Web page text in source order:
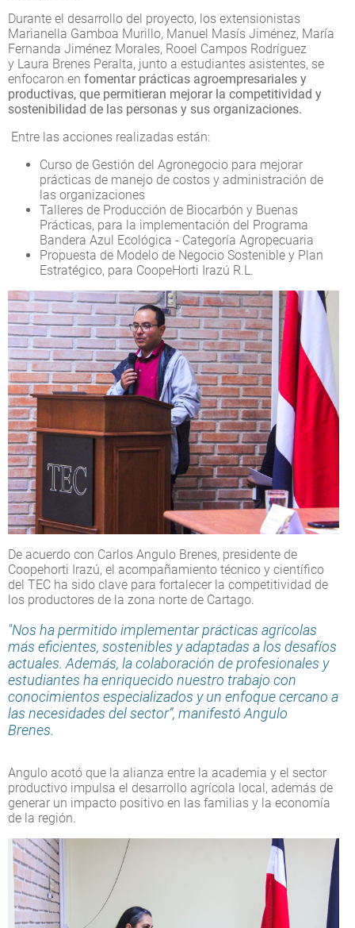
Durante el desarrollo del proyecto, los extensionistas
Marianella Gamboa Murillo, Manuel Masís Jiménez, María
Fernanda Jiménez Morales, Rooel Campos Rodríguez
y Laura Brenes Peralta, junto a estudiantes asistentes, se
enfocaron en fomentar prácticas agroempresariales y
productivas, que permitieran mejorar la competitividad y
sostenibilidad de las personas y sus organizaciones.
Entre las acciones realizadas están:
Curso de Gestión del Agronegocio para mejorar
prácticas de manejo de costos y administración de
las organizaciones
Talleres de Producción de Biocarbón y Buenas
Prácticas, para la implementación del Programa
Bandera Azul Ecológica - Categoría Agropecuaria
Propuesta de Modelo de Negocio Sostenible y Plan
Estratégico, para CoopeHorti Irazú R.L.
De acuerdo con Carlos Angulo Brenes, presidente de
Coopehorti Irazú, el acompañamiento técnico y científico
del TEC ha sido clave para fortalecer la competitividad de
los productores de la zona norte de Cartago.
"Nos ha permitido implementar prácticas agrícolas
más eficientes, sostenibles y adaptadas a los desafíos
actuales. Además, la colaboración de profesionales y
estudiantes ha enriquecido nuestro trabajo con
conocimientos especializados y un enfoque cercano a
las necesidades del sector”, manifestó Angulo
Brenes.
Angulo acotó que la alianza entre la academia y el sector
productivo impulsa el desarrollo agrícola local, además de
generar un impacto positivo en las familias y la economía
de la región.